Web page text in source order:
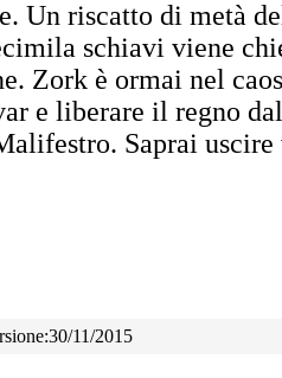
Un riscatto di metà
schiavi viene
Zork è ormai nel
e liberare il regno dal
Saprai
11/2015